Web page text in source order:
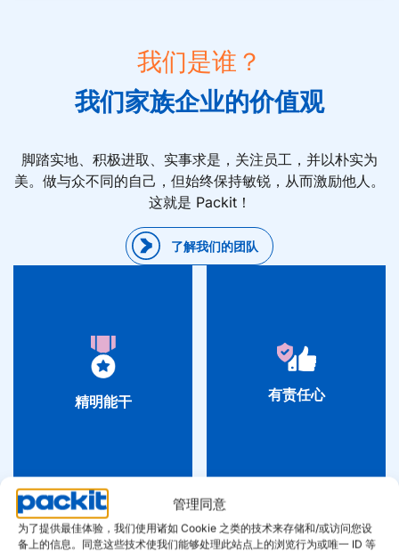
管理同意
为了提供最佳体验，我们使用诸如 Cookie 之类的技术来存储和/或访问您设
备上的信息。同意这些技术使我们能够处理此站点上的浏览行为或唯一 ID 等
我们是谁？
我们家族企业的价值观
脚踏实地、积极进取、实事求是，关注员工，并以朴实为
美。做与众不同的自己，但始终保持敏锐，从而激励他人。
这就是 Packit！
了解我们的团队
精明能干
精明能干
握流程和产品知识的实干家。善于
有责任心
有责任心
我们了解周围世界、客户和员工的
情况。我们以奉献、关怀和理智的